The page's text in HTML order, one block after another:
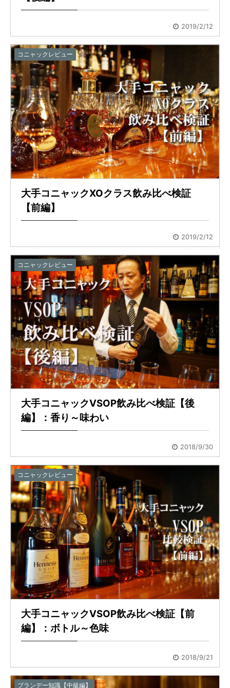
2019/2/12
コニャックレビュー
大手コニャックXOクラス飲み比べ検証
【前編】
2019/2/12
コニャックレビュー
大手コニャックVSOP飲み比べ検証【後
編】：香り～味わい
2018/9/30
コニャックレビュー
大手コニャックVSOP飲み比べ検証【前
編】：ボトル～色味
2018/9/21
ブランデー知識【中級編】